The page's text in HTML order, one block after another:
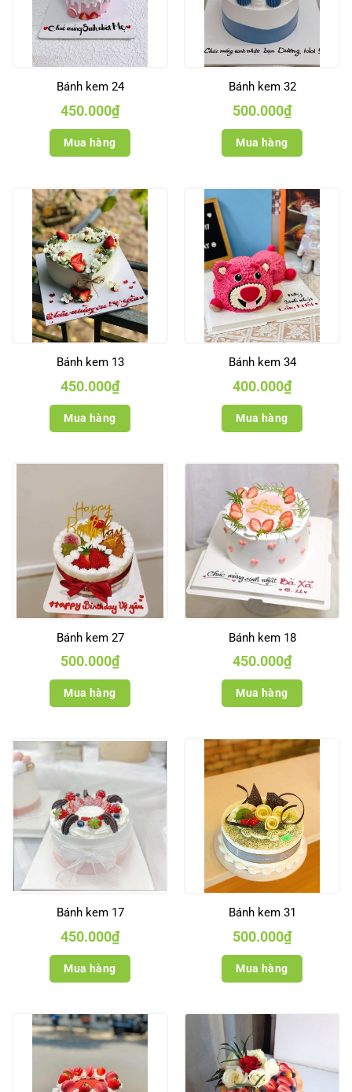
Bánh kem 24
450.000₫
Mua hàng
Bánh kem 32
500.000₫
Mua hàng
Bánh kem 13
450.000₫
Mua hàng
Bánh kem 34
400.000₫
Mua hàng
Bánh kem 27
500.000₫
Mua hàng
Bánh kem 18
450.000₫
Mua hàng
Bánh kem 17
450.000₫
Mua hàng
Bánh kem 31
500.000₫
Mua hàng